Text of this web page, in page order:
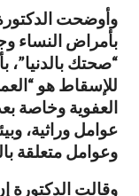
وأوضحت
بأمراض النساء
“صحتك بالدنيا”،
للإسقاط هو
عوامل وراثية،
وعوامل متعلقة